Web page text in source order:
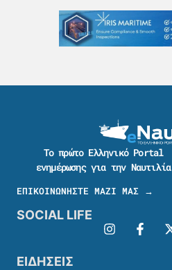
Το πρώτο Ελληνικό Portal
ενημέρωσης για την Ναυτιλία
ΕΠΙΚΟΙΝΩΝΗΣΤΕ ΜΑΖΙ ΜΑΣ →
SOCIAL LIFE
ΕΙΔΗΣΕΙΣ